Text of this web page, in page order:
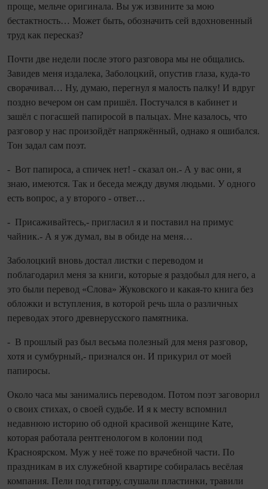
проще, мельче оригинала. Вы уж извините за мою
бестактность… Может быть, обозначить сей вдохновенный
труд как пересказ?
Почти две недели после этого разговора мы не общались.
Завидев меня издалека, Заболоцкий, опустив глаза, куда‑то
сворачивал… Ну, думаю, перегнул я малость палку! И вдруг
поздно вечером он сам пришёл. Постучался в кабинет и
зашёл с погасшей папиросой в пальцах. Мне казалось, что
разговор у нас произойдёт напряжённый, однако я ошибался.
Тон задал сам поэт.
- Вот папироса, а спичек нет! - сказал он.- А у вас они, я
знаю, имеются. Так и беседа между двумя людьми. У одного
есть вопрос, а у второго - ответ…
- Присаживайтесь,- пригласил я и поставил на примус
чайник.- А я уж думал, вы в обиде на меня…
Заболоцкий вновь достал листки с переводом и
поблагодарил меня за книги, которые я раздобыл для него, а
это были перевод «Слова» Жуковского и какая‑то книга без
обложки и вступления, в которой речь шла о различных
переводах этого древнерусского памятника.
- В прошлый раз был весьма полезный для меня разговор,
хотя и сумбурный,- признался он. И прикурил от моей
папиросы.
Около часа мы занимались переводом. Потом поэт заговорил
о своих стихах, о своей судьбе. И я к месту вспомнил
недавнюю историю об одной красивой женщине Кате,
которая работала рентгенологом в колонии под
Красноярском. Муж у неё тоже по врачебной части. По
праздникам в их служебной квартире собиралась весёлая
компания. Пели под гитару, слушали пластинки, травили